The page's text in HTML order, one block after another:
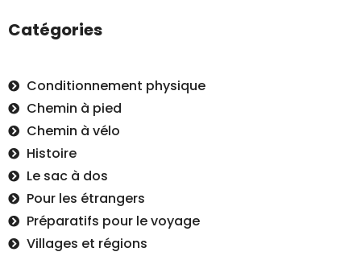
Catégories
Conditionnement physique
Chemin à pied
Chemin à vélo
Histoire
Le sac à dos
Pour les étrangers
Préparatifs pour le voyage
Villages et régions